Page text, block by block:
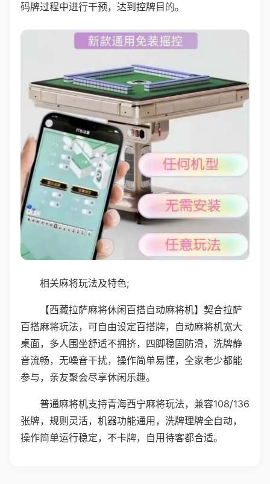
码牌过程中进行干预，达到控牌目的。
相关麻将玩法及特色;
【西藏拉萨麻将休闲百搭自动麻将机】契合拉萨
百搭麻将玩法，可自由设定百搭牌，自动麻将机宽大
桌面，多人围坐舒适不拥挤，四脚稳固防滑，洗牌静
音流畅，无噪音干扰，操作简单易懂，全家老少都能
参与，亲友聚会尽享休闲乐趣。
普通麻将机支持青海西宁麻将玩法，兼容108/136
张牌，规则灵活，机器功能通用，洗牌理牌全自动，
操作简单运行稳定，不卡牌，自用待客都合适。